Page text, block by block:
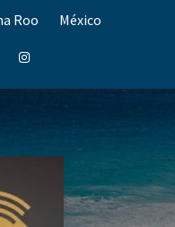
Roo México
Instagram